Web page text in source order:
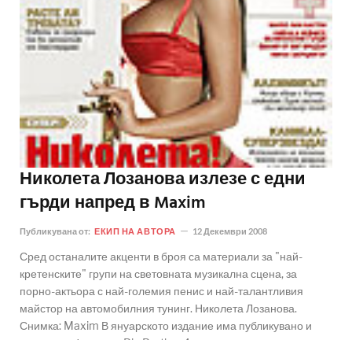
Николета Лозанова излезе с едни
гърди напред в Maxim
Публикувана от: ЕКИП НА АВТОРА 12 Декември 2008
Сред останалите акценти в броя са материали за "най-
кретенските" групи на световната музикална сцена, за
порно-актьора с най-големия пенис и най-талантливия
майстор на автомобилния тунинг. Николета Лозанова.
Снимка: Maxim В януарското издание има публикувано и